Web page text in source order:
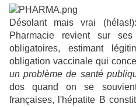
Désolant mais vrai
Pharmacie revient sur
obligatoires, estimant
obligation vaccinale qui
un problème de santé
dos quand on se
françaises, l'hépatite B